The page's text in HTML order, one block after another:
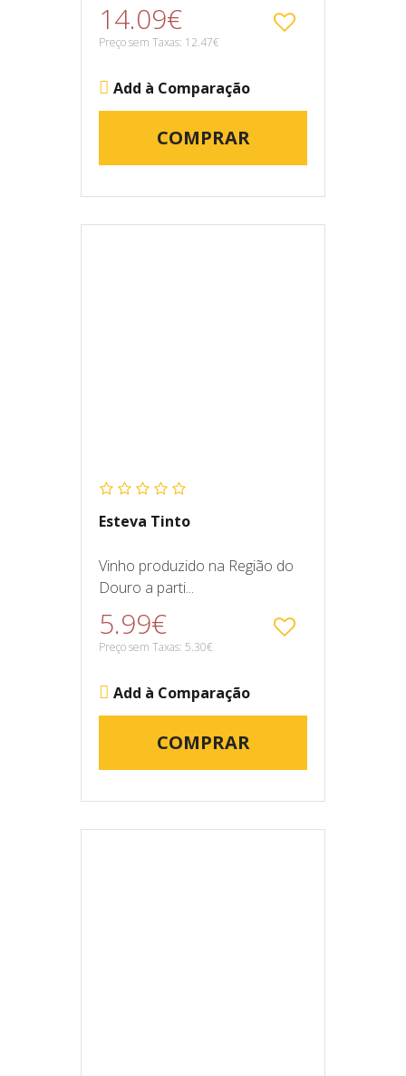
14.09€
Preço sem Taxas: 12.47€
Add à Comparação
COMPRAR
Esteva Tinto
Vinho produzido na Região do
Douro a parti...
5.99€
Preço sem Taxas: 5.30€
Add à Comparação
COMPRAR